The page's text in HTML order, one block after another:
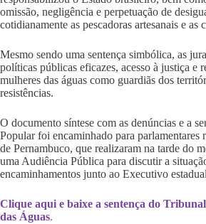
omissão, negligência e perpetuação de
cotidianamente as pescadoras artesanais e as
Mesmo sendo uma sentença simbólica, as
políticas públicas eficazes, acesso à justiça e
mulheres das águas como guardiãs dos
resistências.
O documento síntese com as denúncias e a
Popular foi encaminhado para parlamentares
de Pernambuco, que realizaram na tarde do
uma Audiência Pública para discutir a
encaminhamentos junto ao Executivo
Clique aqui e baixe a sentença do
das Águas.